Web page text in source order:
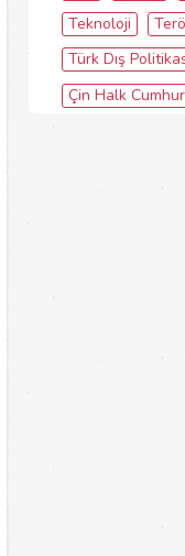
Teknoloji
Türk Dış
Çin Halk